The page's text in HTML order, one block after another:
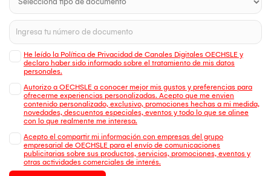
He leído la Política de Privacidad de Canales Digitales OECHSLE y
declaro haber sido informado sobre el tratamiento de mis datos
personales.
Autorizo a OECHSLE a conocer mejor mis gustos y preferencias para
ofrecerme experiencias personalizadas. Acepto que me envien
contenido personalizado, exclusivo, promociones hechas a mi medida,
novedades, descuentos especiales, eventos y todo lo que se alinee
con lo que realmente me interesa.
Acepto el compartir mi información con empresas del grupo
empresarial de OECHSLE para el envío de comunicaciones
publicitarias sobre sus productos, servicios, promociones, eventos y
otras actividades comerciales de interés.